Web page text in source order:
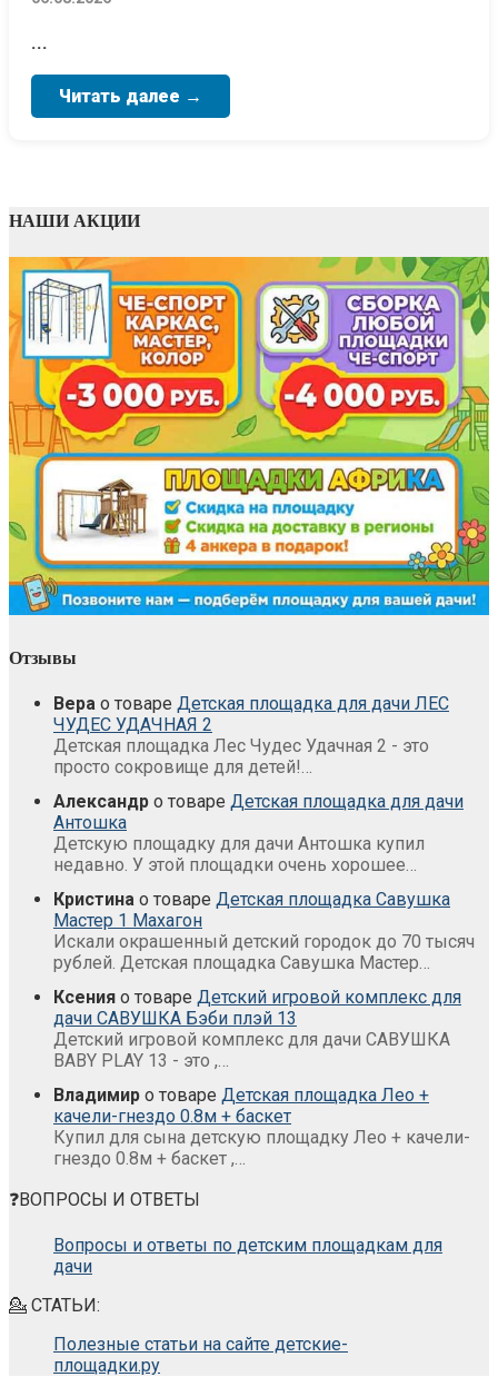
...
Читать далее →
НАШИ АКЦИИ
Отзывы
Вера о товаре Детская площадка для дачи ЛЕС
ЧУДЕС УДАЧНАЯ 2
Детская площадка Лес Чудес Удачная 2 - это
просто сокровище для детей!…
Александр о товаре Детская площадка для дачи
Антошка
Детскую площадку для дачи Антошка купил
недавно. У этой площадки очень хорошее…
Кристина о товаре Детская площадка Савушка
Мастер 1 Махагон
Искали окрашенный детский городок до 70 тысяч
рублей. Детская площадка Савушка Мастер…
Ксения о товаре Детский игровой комплекс для
дачи САВУШКА Бэби плэй 13
Детский игровой комплекс для дачи САВУШКА
BABY PLAY 13 - это ,…
Владимир о товаре Детская площадка Лео +
качели-гнездо 0.8м + баскет
Купил для сына детскую площадку Лео + качели-
гнездо 0.8м + баскет ,…
❓ВОПРОСЫ И ОТВЕТЫ
Вопросы и ответы по детским площадкам для
дачи
💁 СТАТЬИ:
Полезные статьи на сайте детские-
площадки.ру